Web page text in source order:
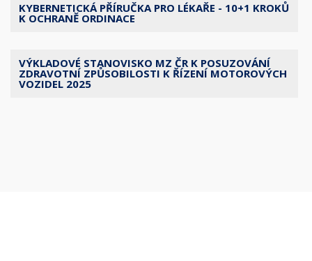
KYBERNETICKÁ PŘÍRUČKA PRO LÉKAŘE - 10+1 KROKŮ
K OCHRANĚ ORDINACE
VÝKLADOVÉ STANOVISKO MZ ČR K POSUZOVÁNÍ
ZDRAVOTNÍ ZPŮSOBILOSTI K ŘÍZENÍ MOTOROVÝCH
VOZIDEL 2025